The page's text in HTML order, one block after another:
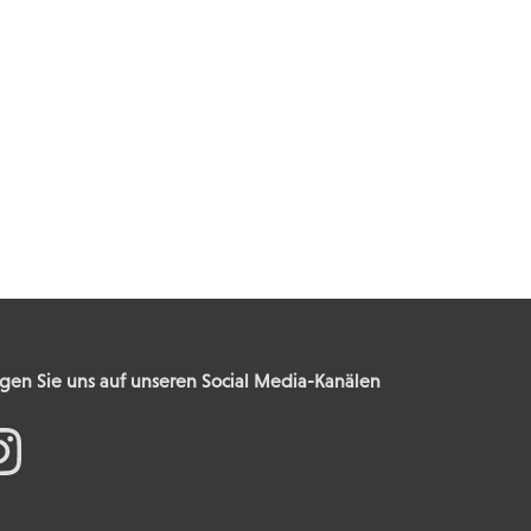
Sie uns auf unseren Social Media-Kanälen